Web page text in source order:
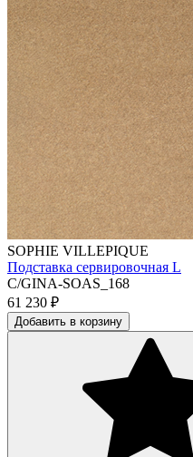
SOPHIE VILLEPIQUE
Подставка сервировочная L
C/GINA-SOAS_168
61 230 ₽
Добавить в корзину